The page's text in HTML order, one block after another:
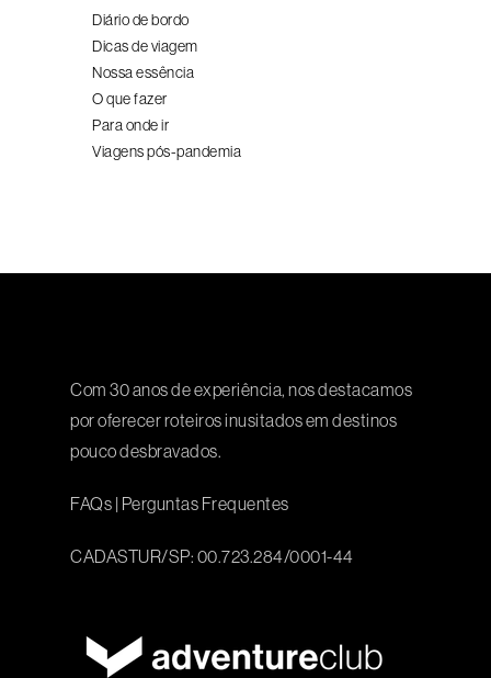
Diário de bordo
Dicas de viagem
Nossa essência
O que fazer
Para onde ir
Viagens pós-pandemia
Com 30 anos de experiência, nos destacamos
por oferecer roteiros inusitados em destinos
pouco desbravados.
FAQs | Perguntas Frequentes
CADASTUR/SP: 00.723.284/0001-44